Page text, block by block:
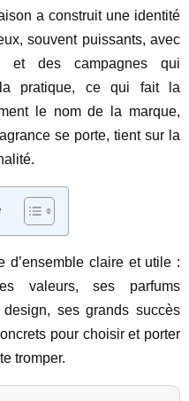
a construit une identité
souvent puissants, avec
et des campagnes qui
pratique, ce qui fait la
le nom de la marque,
se porte, tient sur la
d’ensemble claire et utile :
valeurs, ses parfums
ses grands succès
pour choisir et porter
tromper.